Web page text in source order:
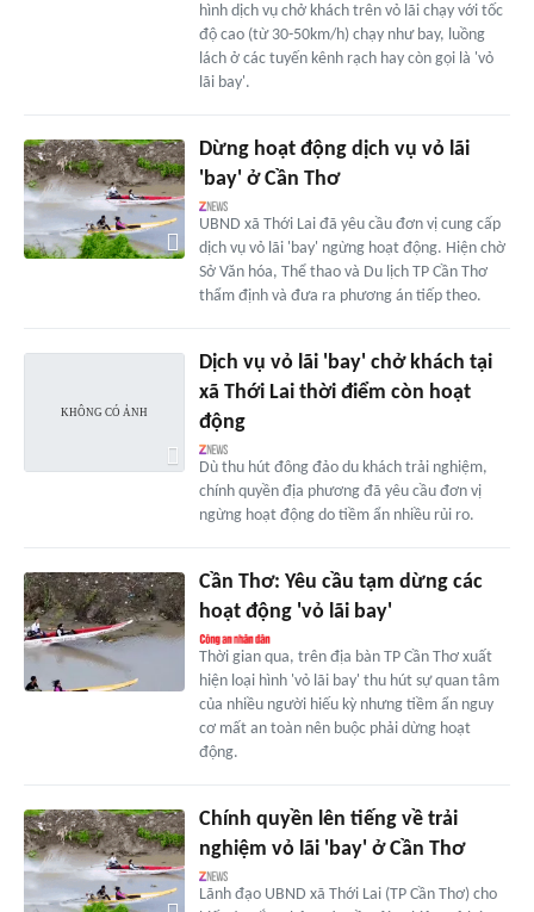
hình dịch vụ chở khách trên vỏ lãi chạy với tốc
độ cao (từ 30-50km/h) chạy như bay, luồng
lách ở các tuyến kênh rạch hay còn gọi là 'vỏ
lãi bay'.
Dừng hoạt động dịch vụ vỏ lãi
'bay' ở Cần Thơ
UBND xã Thới Lai đã yêu cầu đơn vị cung cấp
dịch vụ vỏ lãi 'bay' ngừng hoạt động. Hiện chờ
Sở Văn hóa, Thể thao và Du lịch TP Cần Thơ
thẩm định và đưa ra phương án tiếp theo.
Dịch vụ vỏ lãi 'bay' chở khách tại
xã Thới Lai thời điểm còn hoạt
động
Dù thu hút đông đảo du khách trải nghiệm,
chính quyền địa phương đã yêu cầu đơn vị
ngừng hoạt động do tiềm ẩn nhiều rủi ro.
Cần Thơ: Yêu cầu tạm dừng các
hoạt động 'vỏ lãi bay'
Thời gian qua, trên địa bàn TP Cần Thơ xuất
hiện loại hình 'vỏ lãi bay' thu hút sự quan tâm
của nhiều người hiếu kỳ nhưng tiềm ẩn nguy
cơ mất an toàn nên buộc phải dừng hoạt
động.
Chính quyền lên tiếng về trải
nghiệm vỏ lãi 'bay' ở Cần Thơ
Lãnh đạo UBND xã Thới Lai (TP Cần Thơ) cho